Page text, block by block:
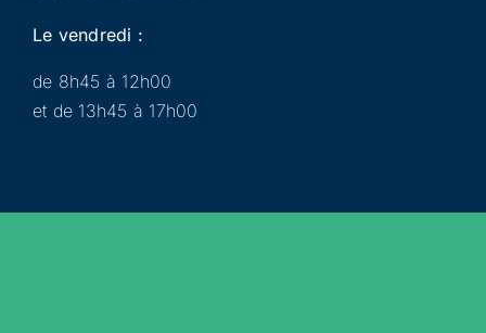
Le vendredi :
de 8h45 à 12h00
et de 13h45 à 17h00